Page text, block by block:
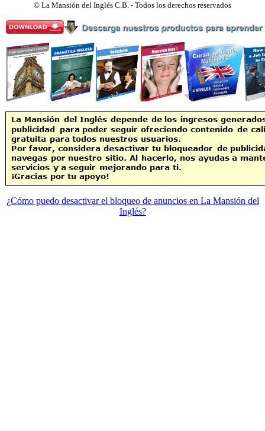
© La Mansión del Inglés C.B. - Todos los derechos reservados
¿Cómo puedo desactivar el bloqueo de anuncios en La Mansión del
Inglés?